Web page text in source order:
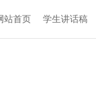
站首页 学生讲话稿